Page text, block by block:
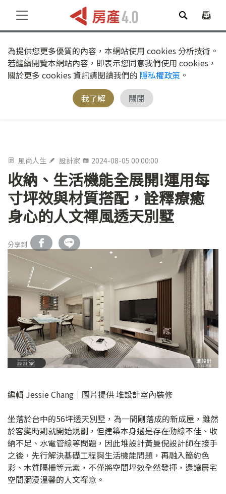
為提供您更多優質的內容，本網站使用 cookies 分析技術。
若繼續閱覽本網站內容，即表示您同意我們使用 cookies，
關於更多 cookies 資訊請閱讀我們的 隱私權政策 。
我了解
關閉
風尚人生 設計家 2024-08-05 00:00:00
收納、生活機能全展開!運用每
寸坪效與材質搭配，詮釋療癒
身心的人文禪風透天別墅
分享到
編輯 Jessie Chang│圖片提供 堆設計室內裝修
坐落於台中的56坪透天別墅，為一間剛落成的新成屋，雖然
於客變時期就開始規劃，但建築本身還是存在動線不佳、收
納不足、水電管線等問題，因此堆設計黃曼倪設計師在接手
之後，先行解決基礎工程與生活機能問題，再融入簡約色
彩、木質隔柵等元素，不僅將空間坪效全然發揮，還讓居宅
空間瀰漫溫馨的人文禪意。